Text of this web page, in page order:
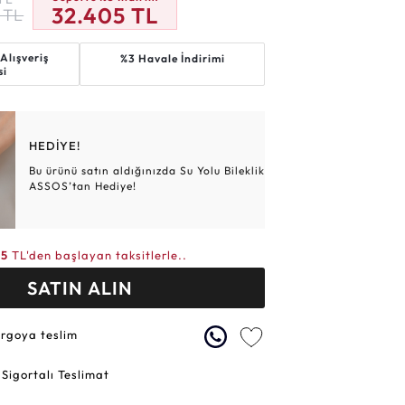
Elmas Bilezikler
Altın Tesbihler
Altın Hasır Setler
Violet
TL 32.405TL
Alışveriş
%3 Havale İndirimi
HEDİYE!
Bu ürünü satın aldığınızda Su Yolu Bileklik
ASSOS’tan Hediye!
TL'den başlayan taksitlerle..
SATIN ALIN
teslim
Teslimat